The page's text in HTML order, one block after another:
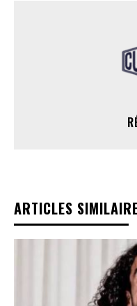
ARTICLES